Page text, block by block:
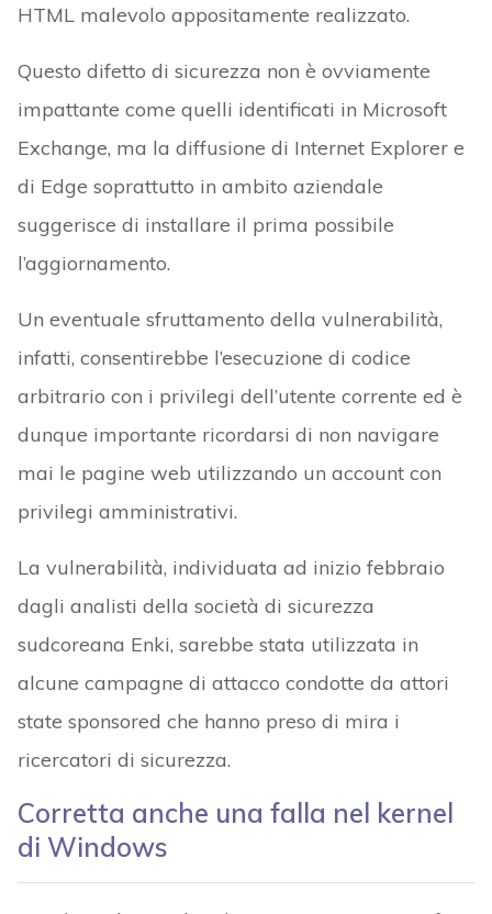
HTML malevolo appositamente realizzato.
Questo difetto di sicurezza non è ovviamente
impattante come quelli identificati in Microsoft
Exchange, ma la diffusione di Internet Explorer e
di Edge soprattutto in ambito aziendale
suggerisce di installare il prima possibile
l’aggiornamento.
Un eventuale sfruttamento della vulnerabilità,
infatti, consentirebbe l’esecuzione di codice
arbitrario con i privilegi dell’utente corrente ed è
dunque importante ricordarsi di non navigare
mai le pagine web utilizzando un account con
privilegi amministrativi.
La vulnerabilità, individuata ad inizio febbraio
dagli analisti della società di sicurezza
sudcoreana Enki, sarebbe stata utilizzata in
alcune campagne di attacco condotte da attori
state sponsored che hanno preso di mira i
ricercatori di sicurezza.
Corretta anche una falla nel kernel
di Windows